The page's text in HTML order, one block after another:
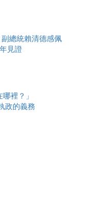
總統賴清德感佩
見證
裡？」
政的義務